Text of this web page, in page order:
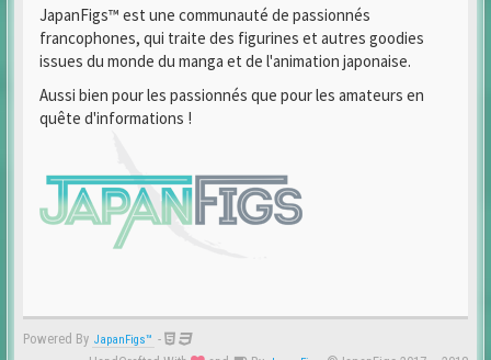
JapanFigs™ est une communauté de passionnés
francophones, qui traite des figurines et autres goodies
issues du monde du manga et de l'animation japonaise.
Aussi bien pour les passionnés que pour les amateurs en
quête d'informations !
Powered By JapanFigs™ -